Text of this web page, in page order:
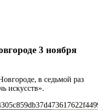
3 ноября
в седьмой раз
искусств».